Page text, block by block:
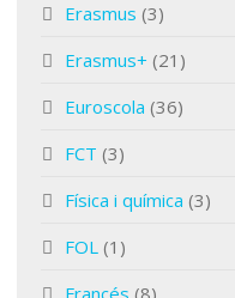
Erasmus (3)
Erasmus+ (21)
Euroscola (36)
FCT (3)
Física i química (3)
FOL (1)
Francés (8)